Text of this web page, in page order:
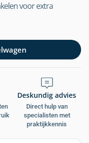
voor extra
Deskundig advies
Direct hulp van
specialisten met
praktijkkennis